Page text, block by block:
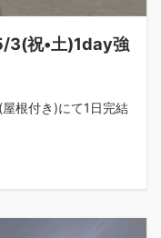
3(祝•土)1day強
根付き)にて1日完結